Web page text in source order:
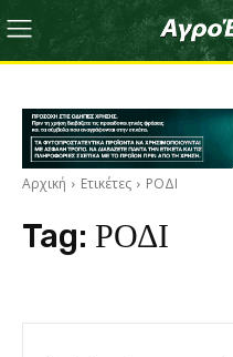
Αρχική Ετικέτες ΡΟΔΙ
Tag: ΡΟΔΙ